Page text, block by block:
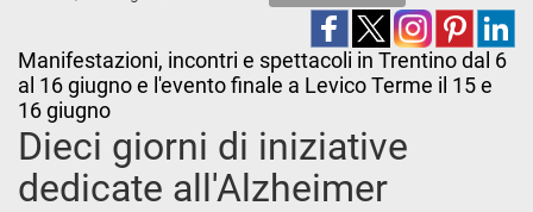
Manifestazioni, incontri e spettacoli in Trentino dal 6
al 16 giugno e l'evento finale a Levico Terme il 15 e
16 giugno
Dieci giorni di iniziative
dedicate all'Alzheimer